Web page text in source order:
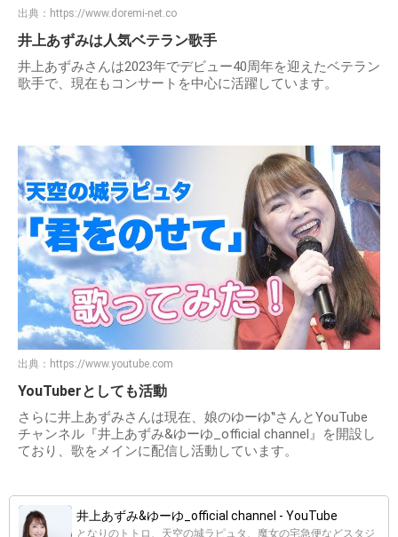
出典： https://www.doremi-net.co
井上あずみは人気ベテラン歌手
井上あずみさんは2023年でデビュー40周年を迎えたベテラン
歌手で、現在もコンサートを中心に活躍しています。
出典： https://www.youtube.com
YouTuberとしても活動
さらに井上あずみさんは現在、娘のゆーゆ‟さんとYouTube
チャンネル『井上あずみ&ゆーゆ_official channel』を開設し
ており、歌をメインに配信し活動しています。
井上あずみ&ゆーゆ_official channel - YouTube
となりのトトロ、天空の城ラピュタ、魔女の宅急便などスタジ